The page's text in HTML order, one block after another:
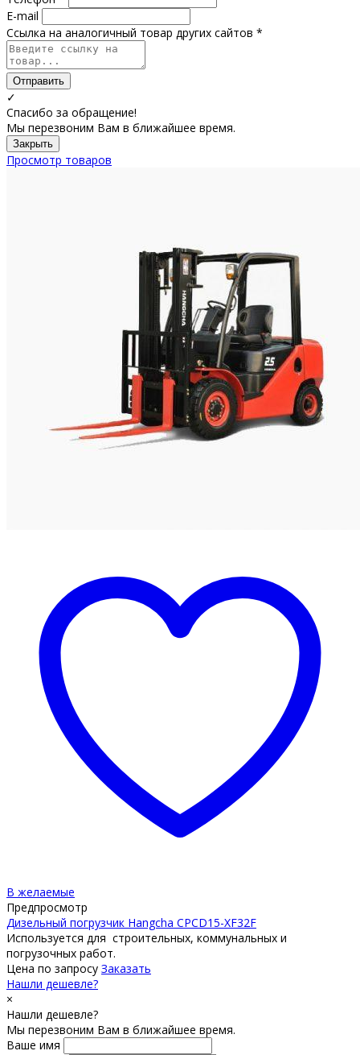
E-mail
Ссылка на аналогичный товар других сайтов *
Отправить
✓
Спасибо за обращение!
Мы перезвоним Вам в ближайшее время.
Закрыть
Просмотр товаров
В желаемые
Предпросмотр
Дизельный погрузчик Hangcha CPCD15-XF32F
Используется для строительных, коммунальных и
погрузочных работ.
Цена по запросу Заказать
Нашли дешевле?
×
Нашли дешевле?
Мы перезвоним Вам в ближайшее время.
Ваше имя